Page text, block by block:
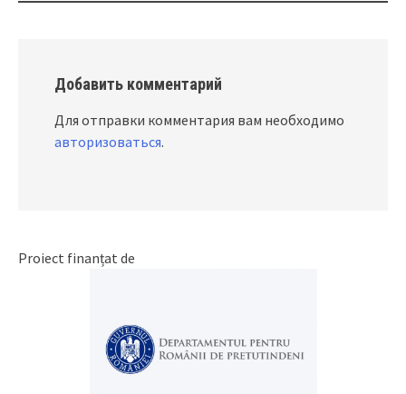
Добавить комментарий
Для отправки комментария вам необходимо
авторизоваться.
Proiect finanțat de